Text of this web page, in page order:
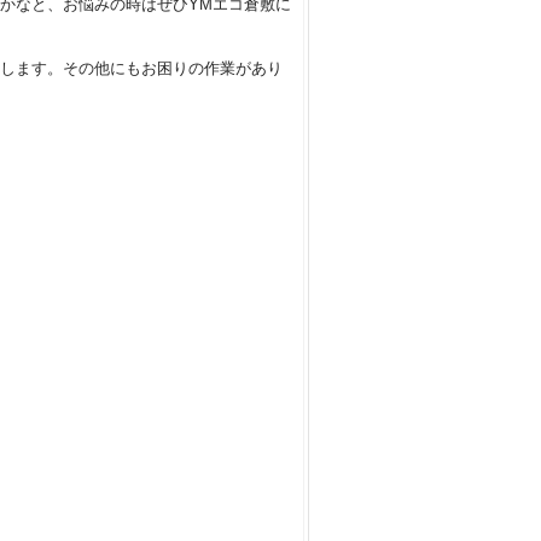
なと、お悩みの時はぜひYMエコ倉敷に
ます。その他にもお困りの作業があり